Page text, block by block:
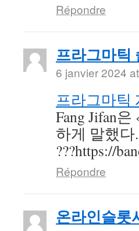
Répondre
프라그마틱
6 janvier 2024
프라그마틱
Fang Jifan
하게 말했다.
???https://
Répondre
온라인슬롯